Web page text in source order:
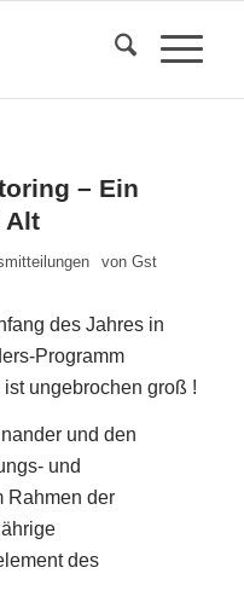
– Ein
Alt
von Gst
des Jahres in
Programm
ungebrochen groß !
und den
und
Rahmen der
des